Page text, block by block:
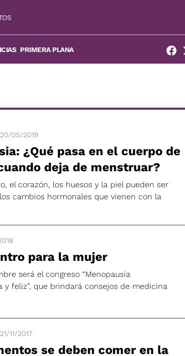
PRIMERA PLANA
20/05/2019
¿Qué pasa en el cuerpo de
deja de menstruar?
el corazón, los huesos y la piel pueden ser
cambios hormonales que vienen con la
para la mujer
será el congreso “Menopausia
y feliz”, que brindará consejos de medicina
21/11/2017
se deben comer en la